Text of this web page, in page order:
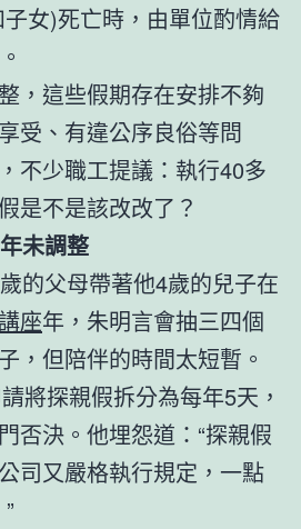
女)死亡時，由單位酌情給
，這些假期存在安排不夠
受、有違公序良俗等問
不少職工提議：執行40多
是不是該改改了？
未調整
的父母帶著他4歲的兒子在
座年，朱明言會抽三四個
，但陪伴的時間太短暫。
將探親假拆分為每年5天，
否決。他埋怨道：“探親假
司又嚴格執行規定，一點